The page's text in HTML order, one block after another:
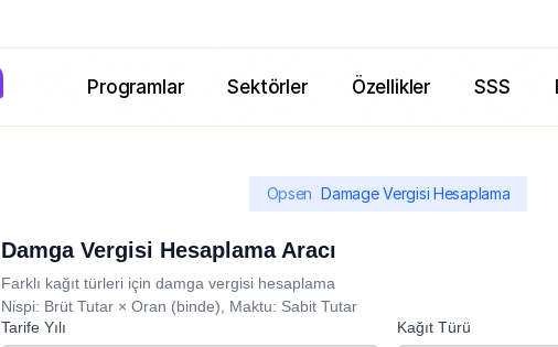
Programlar Sektörler Özellikler SSS
Opsen Damage Vergisi Hesaplama
Damga Vergisi Hesaplama Aracı
Farklı kağıt türleri için damga vergisi hesaplama
Nispi: Brüt Tutar × Oran (binde), Maktu: Sabit Tutar
Tarife Yılı
Kağıt Türü